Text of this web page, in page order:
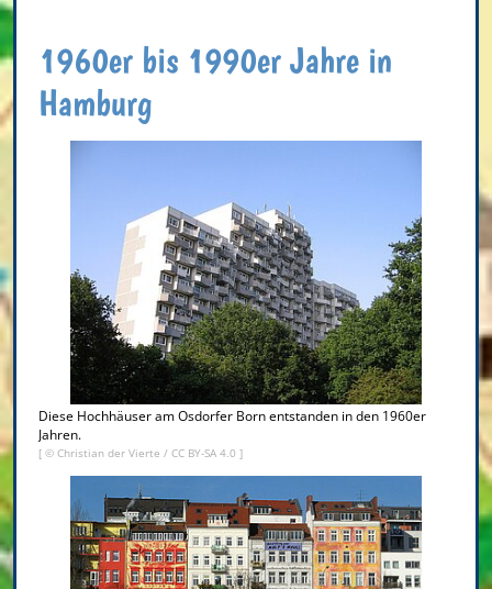
1960er bis 1990er Jahre in
Hamburg
Diese Hochhäuser am Osdorfer Born entstanden in den 1960er
Jahren.
[ © Christian der Vierte / CC BY-SA 4.0 ]